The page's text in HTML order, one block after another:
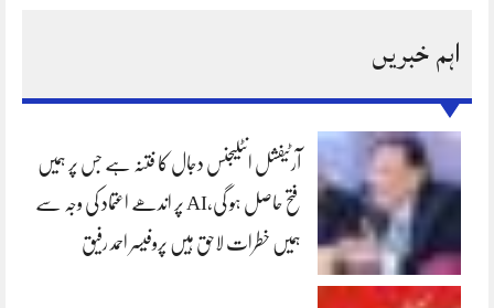
اہم خبریں
آرٹیفشل انٹلیجنس دجال کا فتنہ ہے جس پر ہمیں
فتح حاصل ہو گی،AI پر اندھے اعتماد کی وجہ سے
ہمیں خطرات لاحق ہیں پروفیسر احمد رفیق